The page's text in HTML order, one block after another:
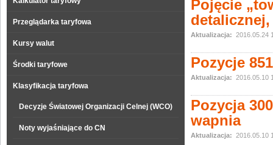
Przeglądarka taryfowa
Kursy walut
Środki taryfowe
Klasyfikacja taryfowa
Decyzje Światowej Organizacji Celnej (WCO)
Noty wyjaśniające do CN
Pojęcie
Aktualizacja: 2016.05.24
Pozycje
Aktualizacja: 2016.05.10
Pozycja
wapnia
Aktualizacja: 2016.05.10